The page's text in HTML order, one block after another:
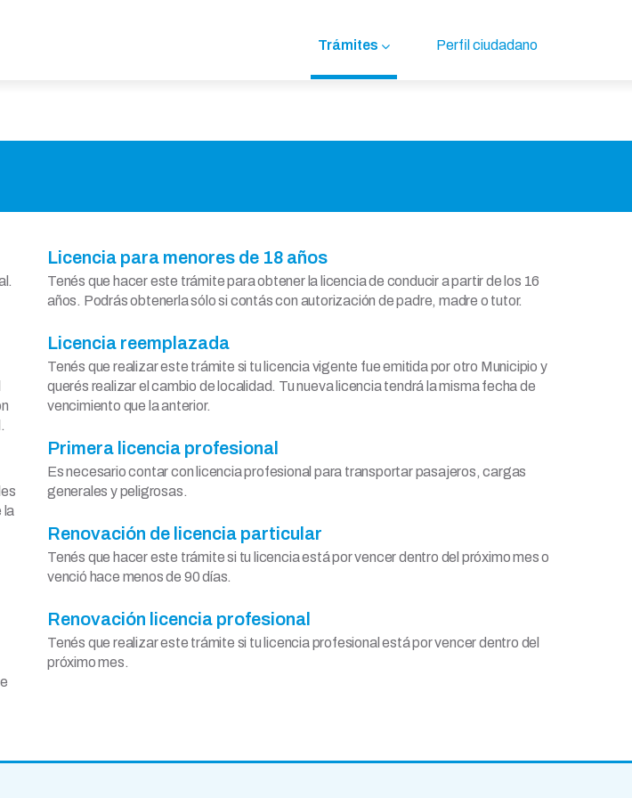
Trámites Perfil ciudadano
la
Licencia para menores de 18 años
Tenés que hacer este trámite para obtener la licencia de conducir a partir de los 16
años. Podrás obtenerla sólo si contás con autorización de padre, madre o tutor.
Licencia reemplazada
Tenés que realizar este trámite si tu licencia vigente fue emitida por otro Municipio y
querés realizar el cambio de localidad. Tu nueva licencia tendrá la misma fecha de
vencimiento que la anterior.
Primera licencia profesional
Es necesario contar con licencia profesional para transportar pasajeros, cargas
generales y peligrosas.
Renovación de licencia particular
Tenés que hacer este trámite si tu licencia está por vencer dentro del próximo mes o
venció hace menos de 90 días.
Renovación licencia profesional
Tenés que realizar este trámite si tu licencia profesional está por vencer dentro del
próximo mes.